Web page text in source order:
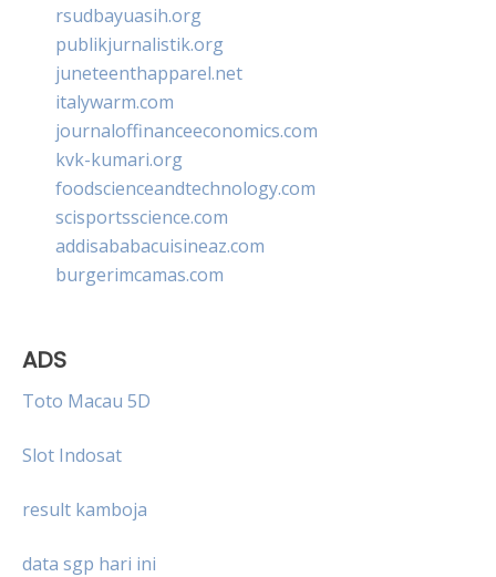
rsudbayuasih.org
publikjurnalistik.org
juneteenthapparel.net
italywarm.com
journaloffinanceeconomics.com
kvk-kumari.org
foodscienceandtechnology.com
scisportsscience.com
addisababacuisineaz.com
burgerimcamas.com
ADS
Toto Macau 5D
Slot Indosat
result kamboja
data sgp hari ini